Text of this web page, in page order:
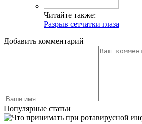
Читайте также:
Разрыв сетчатки глаза
Добавить комментарий
Популярные статьи